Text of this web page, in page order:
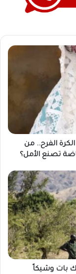
الفرح.. من
تصنع الأمل؟
بات وشيكاً